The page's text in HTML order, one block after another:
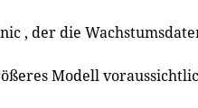
, der die
Modell